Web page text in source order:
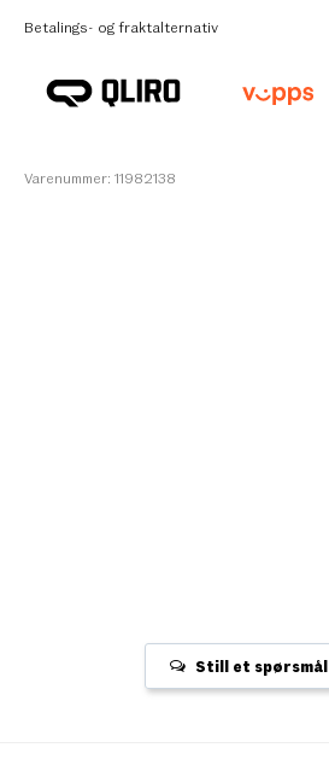
Betalings- og fraktalternativ
Varenummer: 11982138
Still et spørsmål